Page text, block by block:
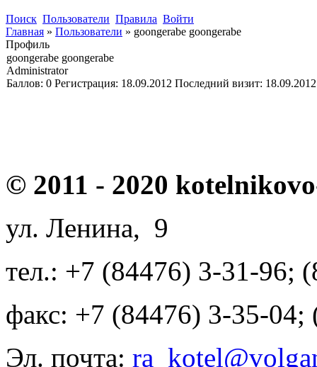
Поиск Пользователи Правила Войти
Главная » Пользователи » goongerabe goongerabe
Профиль
goongerabe goongerabe
Administrator
Баллов: 0 Регистрация: 18.09.2012 Последний визит:
© 2011 - 2020
ул. Ленина, 9
тел.: +7 (84476) 3-31-96;
факс: +7 (84476) 3-35-04;
Эл. почта: